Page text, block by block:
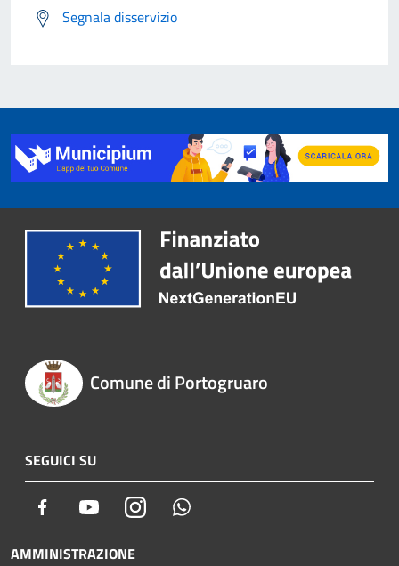
Segnala disservizio
Comune di Portogruaro
SEGUICI SU
Facebook YoutubeInstagram
AMMINISTRAZIONE